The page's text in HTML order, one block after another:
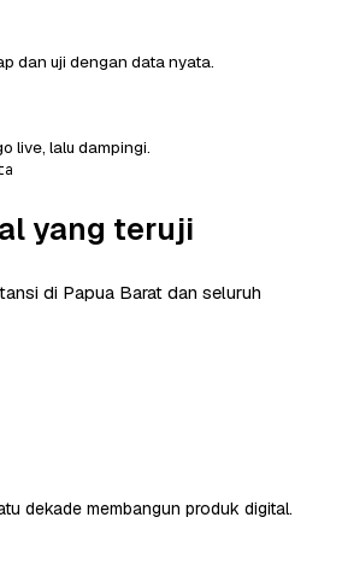
dan uji dengan data nyata.
live, lalu dampingi.
yang teruji
di Papua Barat dan seluruh
dekade membangun produk digital.